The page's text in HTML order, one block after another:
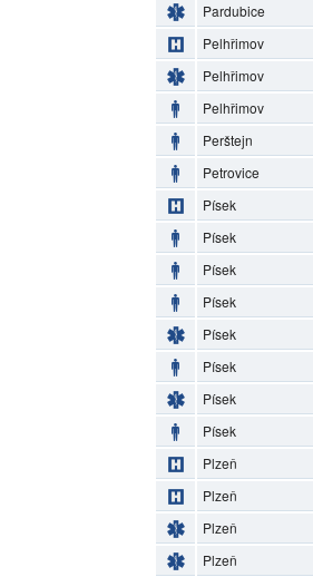
Pardubice
Pelhřimov
Pelhřimov
Pelhřimov
Perštejn
Petrovice
Písek
Písek
Písek
Písek
Písek
Písek
Písek
Písek
Plzeň
Plzeň
Plzeň
Plzeň